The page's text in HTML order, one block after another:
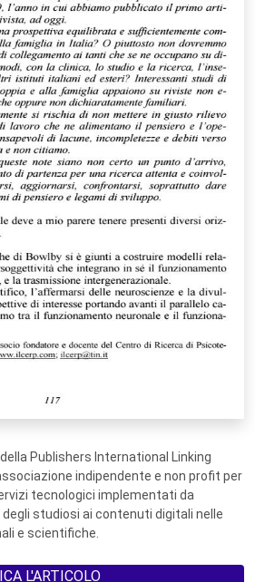
Publishers International Linking
indipendente e non profit per
tecnologici implementati da
studiosi ai contenuti digitali nelle
e scientifiche.
L'ARTICOLO